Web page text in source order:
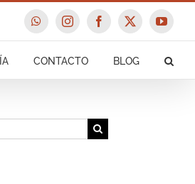
WhatsAppInstagramFacebook
X
CONTACTO BLOG